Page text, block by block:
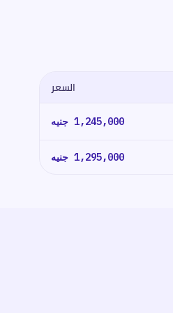
السعر
1,245,000 جنيه
1,295,000 جنيه